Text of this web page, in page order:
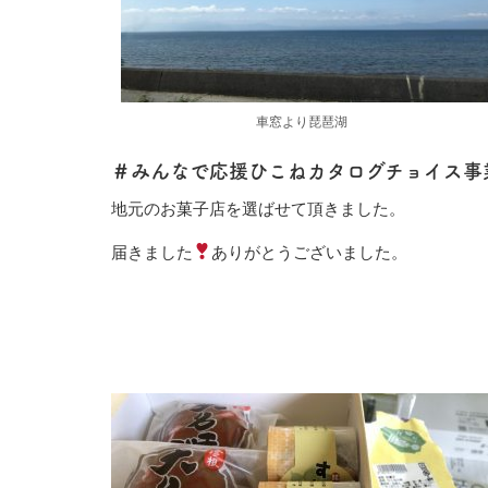
車窓より琵琶湖
＃みんなで応援ひこねカタログチョイス事
地元のお菓子店を選ばせて頂きました。
届きました ありがとうございました。